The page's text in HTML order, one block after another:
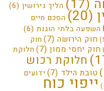
(17) הליך גירושין(6)
(20)
הסכם חיים
בלתי הוגנת(6)
חוק הירושה(7)
חוק
יחסי ממון(7)
חלוקת
חלוקת רכוש
טובת הילד(7)
ידועיםייפוי כוח